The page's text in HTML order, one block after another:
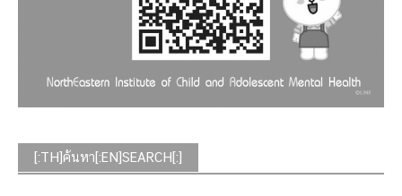
[:TH]ค้นหา[:EN]SEARCH[:]